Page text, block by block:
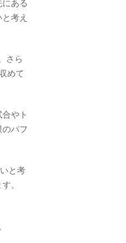
ある
考え
さら
めて
やト
パフ
と考
。